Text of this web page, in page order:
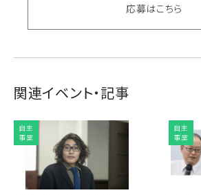
応募はこちら
関連イベント・記事
自主
事業
自主
事業